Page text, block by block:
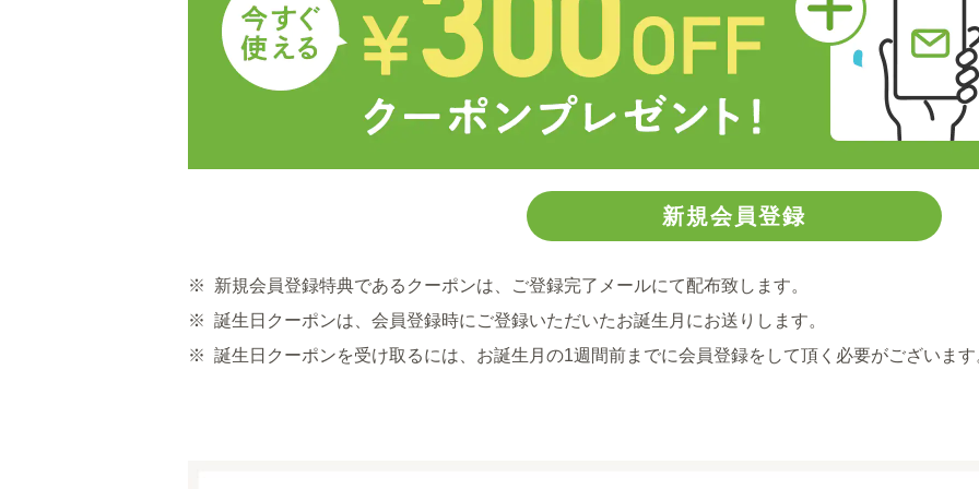
※
新規会員登録特典であるクーポンは、ご登録完了メールにて配布致します。
※ 誕生日クーポンは、会員登録時にご登録いただいたお誕生月にお送りします。
※ 誕生日クーポンを受け取るには、お誕生月の1週間前までに会員登録をして頂く必要がございます